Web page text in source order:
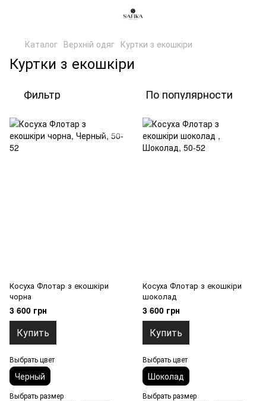
Каталог Верхній одяг Куртки з екошкіри
Куртки з екошкіри
Фильтр По популярности
Косуха Флотар з екошкіри
чорна
3 600 грн
Купить
Выбрать цвет
Черный
Выбрать размер
Косуха Флотар з екошкіри
шоколад
3 600 грн
Купить
Выбрать цвет
Шоколад
Выбрать размер